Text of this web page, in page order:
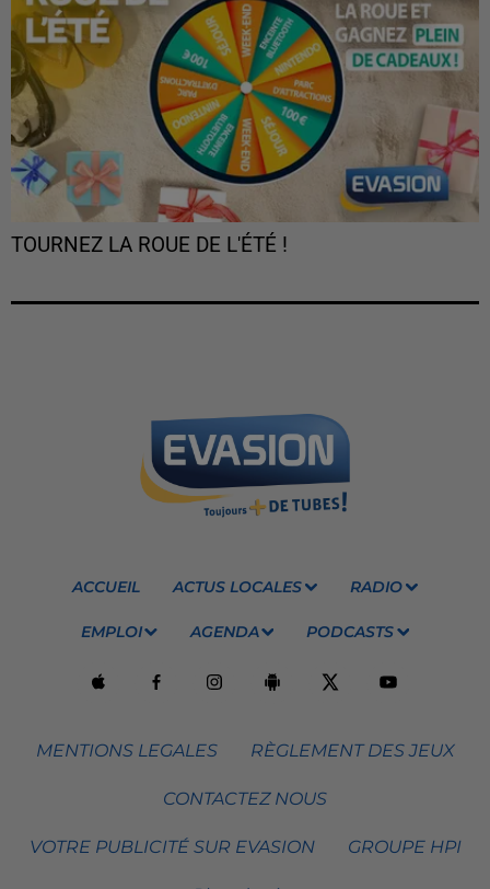
TOURNEZ LA ROUE DE L'ÉTÉ !
ACCUEIL ACTUS LOCALES RADIO
EMPLOI AGENDA PODCASTS
MENTIONS LEGALES RÈGLEMENT DES JEUX
CONTACTEZ NOUS
VOTRE PUBLICITÉ SUR EVASION GROUPE HPI